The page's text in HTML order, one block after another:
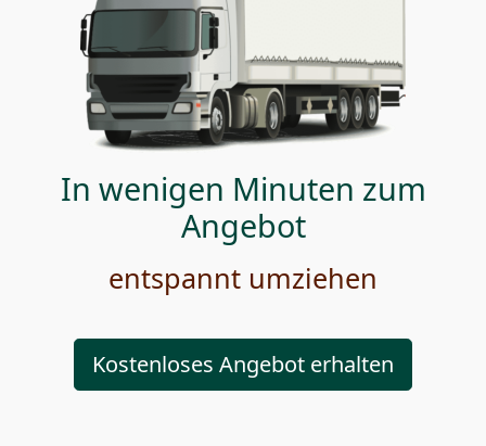
In wenigen Minuten zum
Angebot
entspannt umziehen
Kostenloses Angebot erhalten